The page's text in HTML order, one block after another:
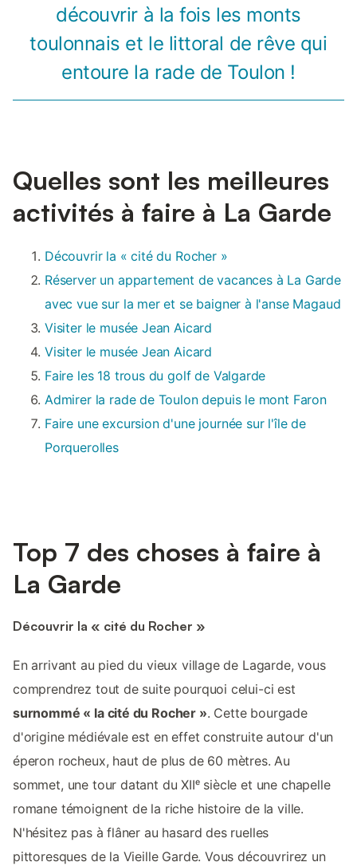
découvrir à la fois les monts
toulonnais et le littoral de rêve qui
entoure la rade de Toulon !
Quelles sont les meilleures
activités à faire à La Garde
Découvrir la « cité du Rocher »
Réserver un appartement de vacances à La Garde
avec vue sur la mer et se baigner à l'anse Magaud
Visiter le musée Jean Aicard
Visiter le musée Jean Aicard
Faire les 18 trous du golf de Valgarde
Admirer la rade de Toulon depuis le mont Faron
Faire une excursion d'une journée sur l'île de
Porquerolles
Top 7 des choses à faire à
La Garde
Découvrir la « cité du Rocher »
En arrivant au pied du vieux village de Lagarde, vous
comprendrez tout de suite pourquoi celui-ci est
surnommé « la cité du Rocher ». Cette bourgade
d'origine médiévale est en effet construite autour d'un
éperon rocheux, haut de plus de 60 mètres. Au
sommet, une tour datant du XIIᵉ siècle et une chapelle
romane témoignent de la riche histoire de la ville.
N'hésitez pas à flâner au hasard des ruelles
pittoresques de la Vieille Garde. Vous découvrirez un